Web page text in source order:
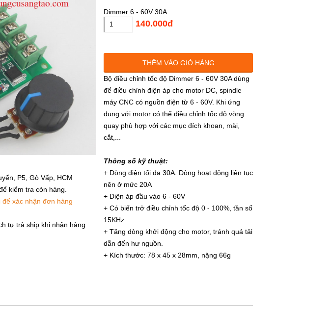
P5, Gò Vấp, HCM
kiểm tra còn hàng.
xác nhận đơn hàng
tự trả ship khi nhận hàng
Dimmer 6 - 60V 30A
140.000đ
THÊM VÀO GIỎ HÀNG
Bộ điều chỉnh tốc độ Dimmer 6 - 60V 30A dùng
để điều chỉnh điện áp cho motor DC, spindle
máy CNC có nguồn điện từ 6 - 60V. Khi ứng
dụng với motor có thể điều chỉnh tốc độ vòng
quay phù hợp với các mục đích khoan, mài,
cắt,...
Thông số kỹ thuật:
+ Dòng điện tối đa 30A. Dòng hoạt động liên tục
nên ở mức 20A
+ Điện áp đầu vào 6 - 60V
+ Có biến trở điều chỉnh tốc độ 0 - 100%, tần số
15KHz
+ Tăng dòng khởi động cho motor, tránh quá tải
dẫn đến hư nguồn.
+ Kích thước: 78 x 45 x 28mm, nặng 66g